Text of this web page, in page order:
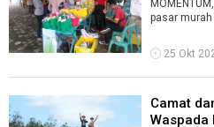
pasar
25 Okt
Camat